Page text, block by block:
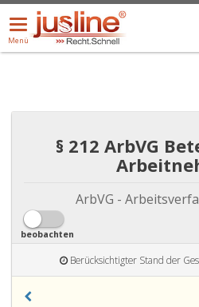
Menü
öffnen/schließen
Menü
ALLE DROPDOWN:
§ 212 ArbVG
ArbVG -
beobachten
Berücksichtigter Stand der